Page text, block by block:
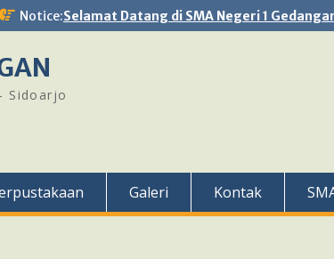
Notice:Selamat Datang di SMA Negeri 1
Sidoarjo
Galeri Kontak